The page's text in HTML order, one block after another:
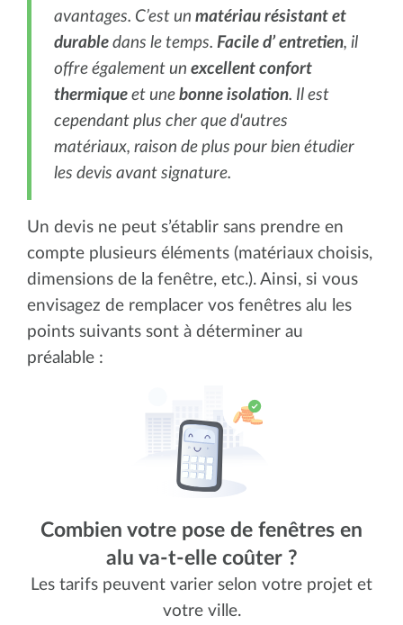
avantages. C’est un matériau résistant et
durable dans le temps. Facile d’ entretien, il
offre également un excellent confort
thermique et une bonne isolation. Il est
cependant plus cher que d'autres
matériaux, raison de plus pour bien étudier
les devis avant signature.
Un devis ne peut s’établir sans prendre en
compte plusieurs éléments (matériaux choisis,
dimensions de la fenêtre, etc.). Ainsi, si vous
envisagez de remplacer vos fenêtres alu les
points suivants sont à déterminer au
préalable :
Combien votre pose de fenêtres en
alu va-t-elle coûter ?
Les tarifs peuvent varier selon votre projet et
votre ville.